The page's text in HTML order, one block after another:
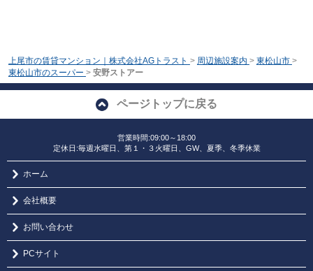
上尾市の賃貸マンション｜株式会社AGトラスト > 周辺施設案内 > 東松山市 >
東松山市のスーパー > 安野ストアー
ページトップに戻る
営業時間:09:00～18:00
定休日:毎週水曜日、第１・３火曜日、GW、夏季、冬季休業
ホーム
会社概要
お問い合わせ
PCサイト